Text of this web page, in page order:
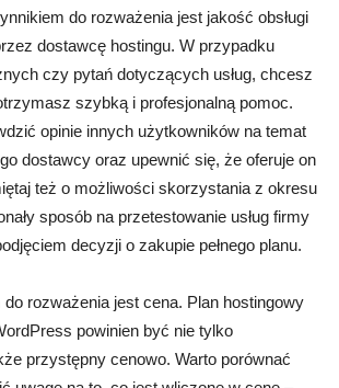
do rozważenia jest jakość obsługi
dostawcę hostingu. W przypadku
czy pytań dotyczących usług, chcesz
szybką i profesjonalną pomoc.
opinie innych użytkowników na temat
dostawcy oraz upewnić się, że oferuje on
też o możliwości skorzystania z okresu
sposób na przetestowanie usług firmy
decyzji o zakupie pełnego planu.
rozważenia jest cena. Plan hostingowy
powinien być nie tylko
przystępny cenowo. Warto porównać